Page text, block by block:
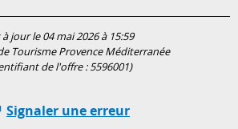
à jour le 04 mai 2026 à 15:59
Tourisme Provence Méditerranée
de l'offre :5596001)
Signaler une erreur